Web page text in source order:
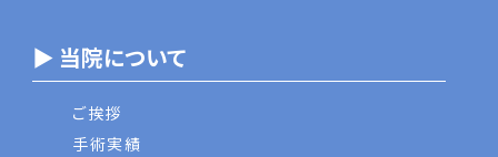
▶ 当院について
ご挨拶
手術実績